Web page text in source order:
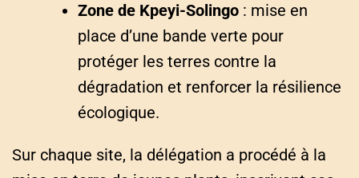
Zone de Kpeyi-Solingo : mise en
place d’une bande verte pour
protéger les terres contre la
dégradation et renforcer la résilience
écologique.
Sur chaque site, la délégation a procédé à la